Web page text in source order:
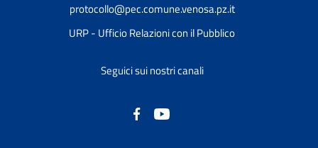
protocollo@pec.comune.venosa.pz.it
URP - Ufficio Relazioni con il Pubblico
Seguici sui nostri canali